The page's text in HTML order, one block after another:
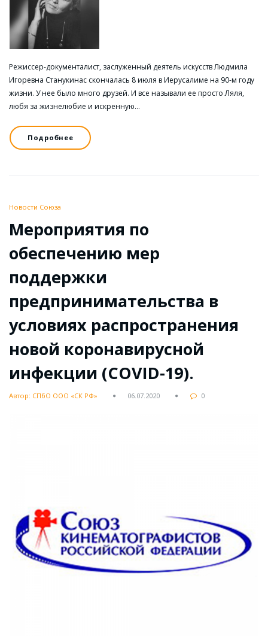
Режиссер-документалист, заслуженный деятель искусств Людмила
Игоревна Станукинас скончалась 8 июля в Иерусалиме на 90-м году
жизни. У нее было много друзей. И все называли ее просто Ляля,
любя за жизнелюбие и искренную…
Подробнее
Новости Союза
Мероприятия по
обеспечению мер
поддержки
предпринимательства в
условиях распространения
новой коронавирусной
инфекции (COVID-19).
Автор: СПбО ООО «СК РФ» 06.07.2020 0